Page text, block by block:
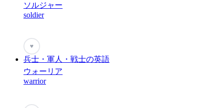
ソルジャー
soldier
♥
兵士・軍人・戦士の英語
ウォーリア
warrior